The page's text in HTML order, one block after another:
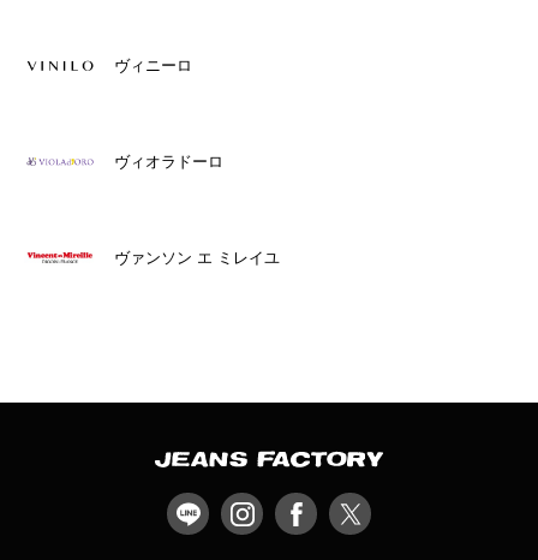
ヴィニーロ
ヴィオラドーロ
ヴァンソン エ ミレイユ